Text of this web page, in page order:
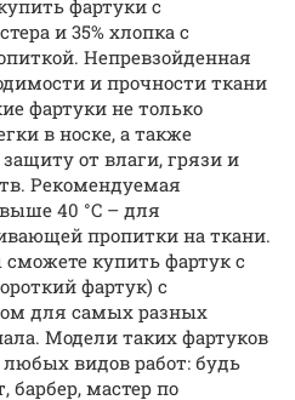
фартуки с
и 35% хлопка с
Непревзойденная
и прочности ткани
фартуки не только
в носке, а также
от влаги, грязи и
Рекомендуемая
40 °C – для
пропитки на ткани.
сможете купить фартук с
фартук) с
для самых разных
Модели таких фартуков
видов работ: будь
барбер, мастер по